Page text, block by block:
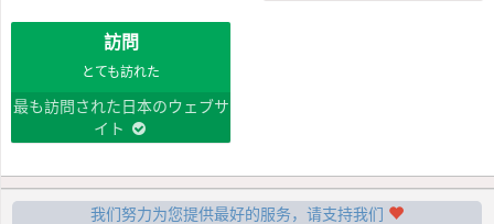
訪問
とても訪れた
最も訪問された日本のウェブサ
イト
我们努力为您提供最好的服务，请支持我们